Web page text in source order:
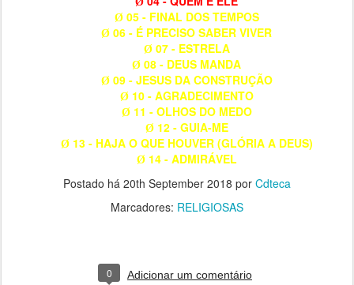
Ø 05 - FINAL DOS TEMPOS
Ø 06 - É PRECISO SABER VIVER
Ø 07 - ESTRELA
Ø 08 - DEUS MANDA
Ø 09 - JESUS DA CONSTRUÇÃO
Ø 10 - AGRADECIMENTO
Ø 11 - OLHOS DO MEDO
Ø 12 - GUIA-ME
Ø 13 - HAJA O QUE HOUVER (GLÓRIA A DEUS)
Ø 14 - ADMIRÁVEL
Postado há 20th September 2018 por Cdteca
Marcadores: RELIGIOSAS
0 Adicionar um comentário